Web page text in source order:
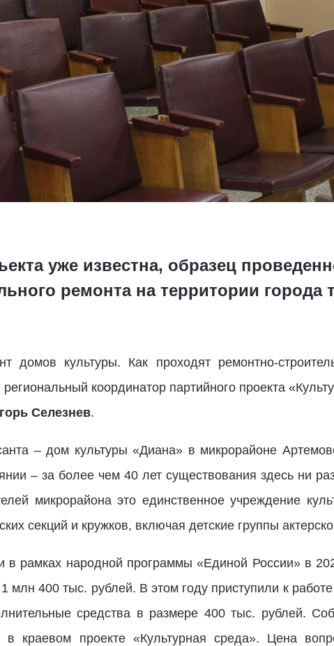
уже известна, образец
ремонта на территории города
домов культуры. Как проходят ремонтно-
региональный координатор партийного проекта
Селезнев.
– дом культуры «Диана» в микрорайоне
– за более чем 40 лет существования здесь ни
микрорайона это единственное учреждение
секций и кружков, включая детские группы
в рамках народной программы «Единой России» в
млн 400 тыс. рублей. В этом году приступили к
средства в размере 400 тыс. рублей.
краевом проекте «Культурная среда». Цена